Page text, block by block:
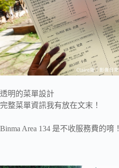
透明的菜單設計
完整菜單資訊我有放在文末！
Binma Area 134 是不收服務費的唷！